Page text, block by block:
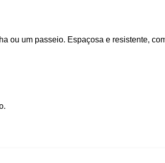
ou um passeio. Espaçosa e resistente,